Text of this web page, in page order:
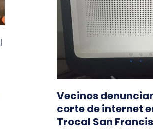
Vecinos
corte de internet
Trocal San